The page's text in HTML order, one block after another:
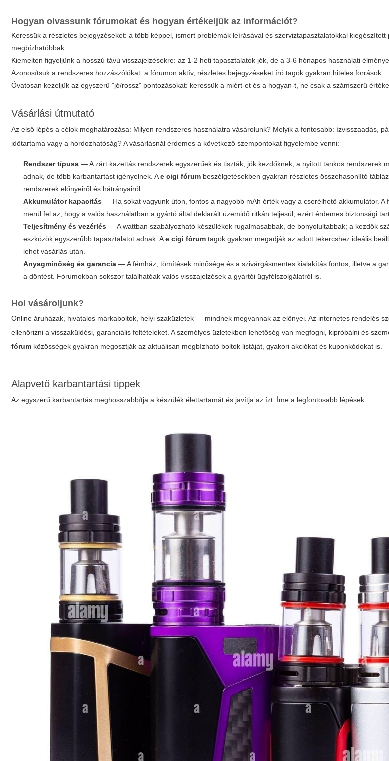
Hogyan olvassunk fórumokat és hogyan értékeljük az információt?
Keressük a részletes bejegyzéseket: a több képpel, ismert problémák leírásával és szerviztapasztalatokkal kiegészített
megbízhatóbbak.
Kiemelten figyeljünk a hosszú távú visszajelzésekre: az 1-2 heti tapasztalatok jók, de a 3-6 hónapos használati
Azonosítsuk a rendszeres hozzászólókat: a fórumon aktív, részletes bejegyzéseket író tagok gyakran hiteles források.
Óvatosan kezeljük az egyszerű "jó/rossz" pontozásokat: keressük a miért-et és a hogyan-t, ne csak a számszerű
Vásárlási útmutató
Az első lépés a célok meghatározása: Milyen rendszeres használatra vásárolunk? Melyik a fontosabb: ízvisszaadás,
időtartama vagy a hordozhatóság? A vásárlásnál érdemes a következő szempontokat figyelembe venni:
Rendszer típusa — A zárt kazettás rendszerek egyszerűek és tiszták, jók kezdőknek; a nyitott tankos rendszerek
adnak, de több karbantartást igényelnek. Ae cigi fórum beszélgetésekben gyakran részletes összehasonlító
rendszerek előnyeiről és hátrányairól.
Akkumulátor kapacitás — Ha sokat vagyunk úton, fontos a nagyobb mAh érték vagy a cserélhető akkumulátor. A
merül fel az, hogy a valós használatban a gyártó által deklarált üzemidő ritkán teljesül, ezért érdemes biztonsági
Teljesítmény és vezérlés — A wattban szabályozható készülékek rugalmasabbak, de bonyolultabbak; a kezdők
eszközök egyszerűbb tapasztalatot adnak. Ae cigi fórum tagok gyakran megadják az adott tekercshez ideális
lehet vásárlás után.
Anyagminőség és garancia — A fémház, tömítések minősége és a szivárgásmentes kialakítás fontos, illetve a
a döntést. Fórumokban sokszor találhatóak valós visszajelzések a gyártói ügyfélszolgálatról is.
Hol vásároljunk?
Online áruházak, hivatalos márkaboltok, helyi szaküzletek — mindnek megvannak az előnyei. Az internetes rendelés
ellenőrizni a visszaküldési, garanciális feltételeket. A személyes üzletekben lehetőség van megfogni, kipróbálni és
fórum közösségek gyakran megosztják az aktuálisan megbízható boltok listáját, gyakori akciókat és kuponkódokat is.
Alapvető karbantartási tippek
Az egyszerű karbantartás meghosszabbítja a készülék élettartamát és javítja az ízt. Íme a legfontosabb lépések: